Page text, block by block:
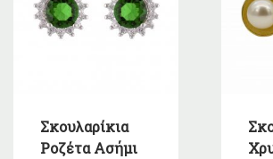
Σκουλαρίκια
Ροζέτα Ασήμι